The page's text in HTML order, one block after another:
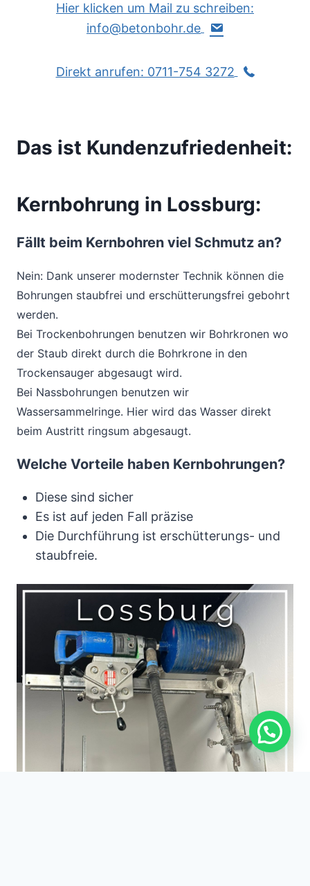
Hier klicken um Mail zu schreiben:
info@betonbohr.de
Direkt anrufen: 0711-754 3272
Das ist Kundenzufriedenheit:
Kernbohrung in Lossburg:
Fällt beim Kernbohren viel Schmutz an?
Nein: Dank unserer modernster Technik können die
Bohrungen staubfrei und erschütterungsfrei gebohrt
werden.
Bei Trockenbohrungen benutzen wir Bohrkronen wo
der Staub direkt durch die Bohrkrone in den
Trockensauger abgesaugt wird.
Bei Nassbohrungen benutzen wir
Wassersammelringe. Hier wird das Wasser direkt
beim Austritt ringsum abgesaugt.
Welche Vorteile haben Kernbohrungen?
Diese sind sicher
Es ist auf jeden Fall präzise
Die Durchführung ist erschütterungs- und
staubfreie.